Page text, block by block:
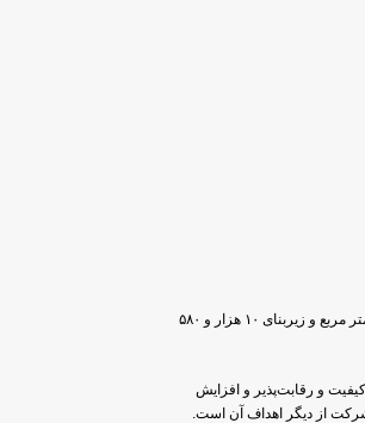
با بیش از ۵۰ سال سابقه، در سال ۱۳۴۵ با نام «ایران مرک» به صورت سهامی خاص تأسیس و از سال ۱۳۴۸ بهره‌برداری از آن آغاز شد. این شرکت در زمینی به مساحت ۱۸ هزار متر مربع و زیربنای ۱۰ هزار و ۵۸۰
داروی باکیفیت و رقابت‌پذیر و افزایش
از دیگر اهداف آن است.